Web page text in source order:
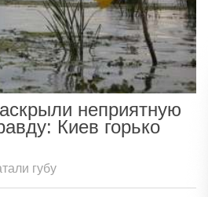
неприятную
Киев горько
губу